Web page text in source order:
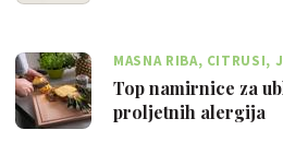
MASNA RIBA, CITRUSI,
Top namirnice za
proljetnih alergija